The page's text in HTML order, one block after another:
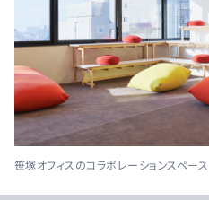
笹塚オフィスのコラボレーションスペース